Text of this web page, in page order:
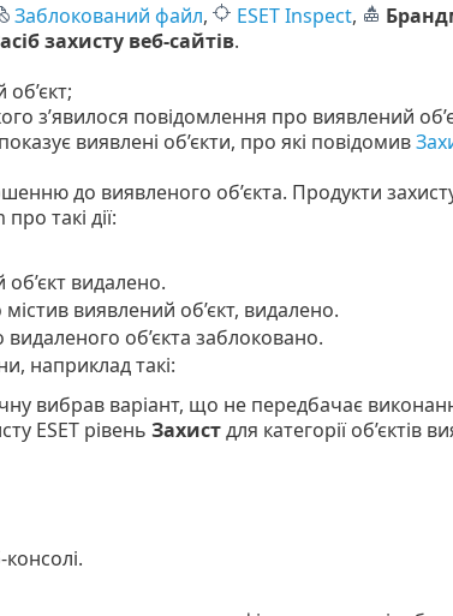
Заблокований файл, ESET Inspect,
захисту веб-сайтів.
з’явилося повідомлення про виявлений
виявлені об’єкти, про які повідомив
до виявленого об’єкта. Продукти
такі дії:
видалено.
виявлений об’єкт, видалено.
видаленого об’єкта заблоковано.
наприклад такі:
вибрав варіант, що не передбачає
ESET рівень Захистдля категорії об’єктів